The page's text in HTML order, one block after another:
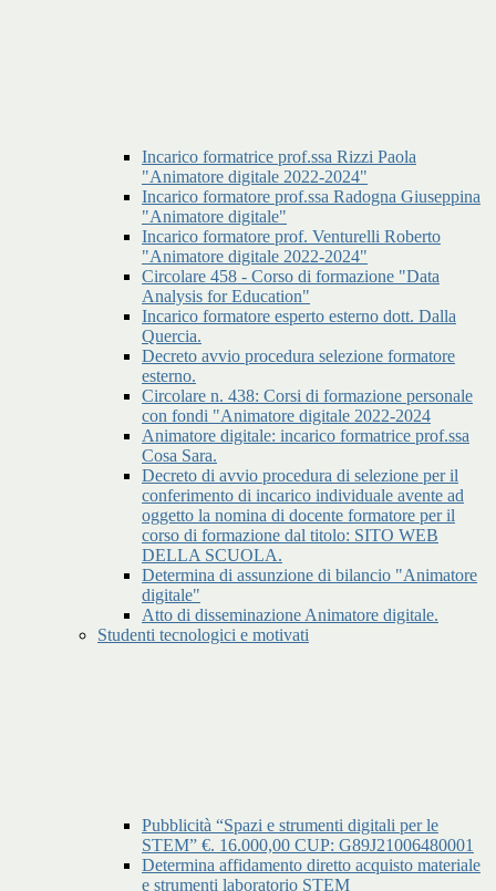
Incarico formatrice prof.ssa Rizzi Paola
"Animatore digitale 2022-2024"
Incarico formatore prof.ssa Radogna Giuseppina
"Animatore digitale"
Incarico formatore prof. Venturelli Roberto
"Animatore digitale 2022-2024"
Circolare 458 - Corso di formazione "Data
Analysis for Education"
Incarico formatore esperto esterno dott. Dalla
Quercia.
Decreto avvio procedura selezione formatore
esterno.
Circolare n. 438: Corsi di formazione personale
con fondi "Animatore digitale 2022-2024
Animatore digitale: incarico formatrice prof.ssa
Cosa Sara.
Decreto di avvio procedura di selezione per il
conferimento di incarico individuale avente ad
oggetto la nomina di docente formatore per il
corso di formazione dal titolo: SITO WEB
DELLA SCUOLA.
Determina di assunzione di bilancio "Animatore
digitale"
Atto di disseminazione Animatore digitale.
Studenti tecnologici e motivati
Pubblicità “Spazi e strumenti digitali per le
STEM” €. 16.000,00 CUP: G89J21006480001
Determina affidamento diretto acquisto materiale
e strumenti laboratorio STEM